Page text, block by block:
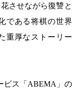
させながら復讐と
である将棋の世界
重厚なストーリー
ビス「ABEMA」の